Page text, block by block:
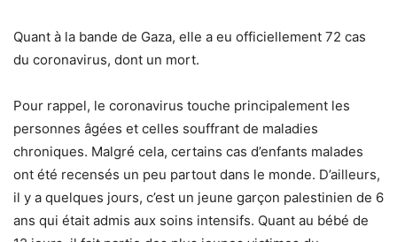
Quant à la bande de Gaza, elle a eu officiellement 72 cas
du coronavirus, dont un mort.
Pour rappel, le coronavirus touche principalement les
personnes âgées et celles souffrant de maladies
chroniques. Malgré cela, certains cas d’enfants malades
ont été recensés un peu partout dans le monde. D’ailleurs,
il y a quelques jours, c’est un jeune garçon palestinien de 6
ans qui était admis aux soins intensifs. Quant au bébé de